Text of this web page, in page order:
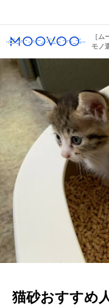
［ム
モノ
猫砂おすすめ